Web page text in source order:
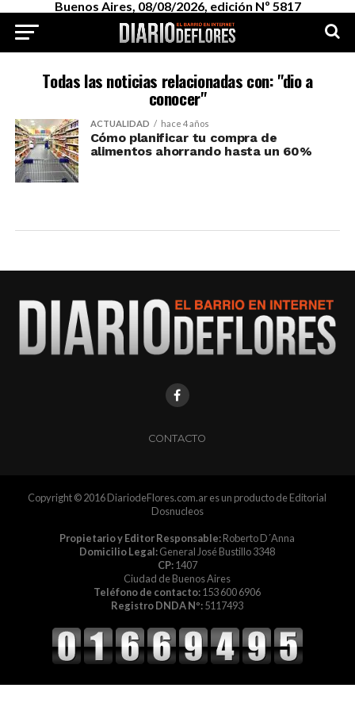
Buenos Aires, 08/08/2026, edición Nº 5817
Todas las noticias relacionadas con: "dio a
conocer"
ACTUALIDAD hace 4 años
Cómo planificar tu compra de
alimentos ahorrando hasta un 60%
CONTACTO
Copyright © 2016 DiariodeFlores.com.ar es un producto de Editorial
Dosnucleos
Propietario y Editor Responsable:Roberto D´Anna
Domicilio Legal:General José Bustillo 3348
CP:1407
Ciudad de Buenos Aires
Teléfono de contacto:153 600 6906
Registro DNDA Nº:5117493